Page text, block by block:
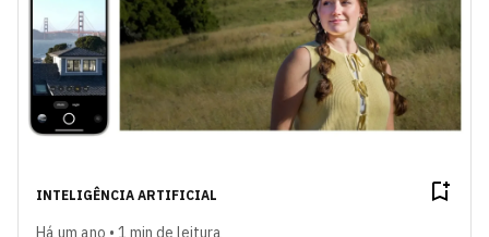
INTELIGÊNCIA ARTIFICIAL
Há um ano • 1 min de leitura